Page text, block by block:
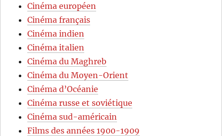
Cinéma européen
Cinéma français
Cinéma indien
Cinéma italien
Cinéma du Maghreb
Cinéma du Moyen-Orient
Cinéma d’Océanie
Cinéma russe et soviétique
Cinéma sud-américain
Films des années 1900-1909